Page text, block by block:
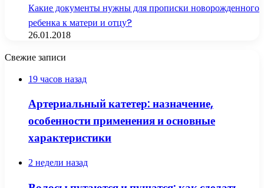
Какие документы нужны для прописки новорожденного
ребенка к матери и отцу?
26.01.2018
Свежие записи
19 часов назад
Артериальный катетер: назначение,
особенности применения и основные
характеристики
2 недели назад